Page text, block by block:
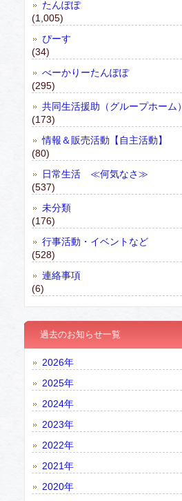
たんぽぽ
(1,005)
ぴーす
(34)
べーかりーたんぽぽ
(295)
共同生活援助（グループホーム）
(173)
情報＆販売活動【自主活動】
(80)
日常生活 ≪何気なさ≫
(537)
未分類
(176)
行事活動・イベントなど
(528)
連絡事項
(6)
過去のお知らせ一覧
2026年
2025年
2024年
2023年
2022年
2021年
2020年